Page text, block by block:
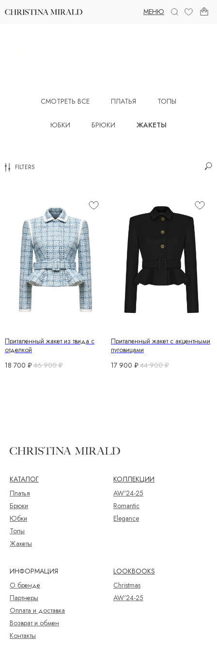
МЕНЮ
СМОТРЕТЬ ВСЕ ПЛАТЬЯ ТОПЫ
ЮБКИ БРЮКИ ЖАКЕТЫ
FILTERS
Приталенный жакет из твида с
отделкой
18 700 ₽46 900 ₽
Приталенный жакет с акцентными
пуговицами
17 900 ₽44 900 ₽
КАТАЛОГ
КОЛЛЕКЦИИ
Платья
Брюки
Топы
Жакеты
Romantic
Elegance
ИНФОРМАЦИЯ
О бренде
Партнеры
Оплата и доставка
Возврат и обмен
Контакты
Юбки
AW'24-25
Christmas
AW'24-25
LOOKBOOKS